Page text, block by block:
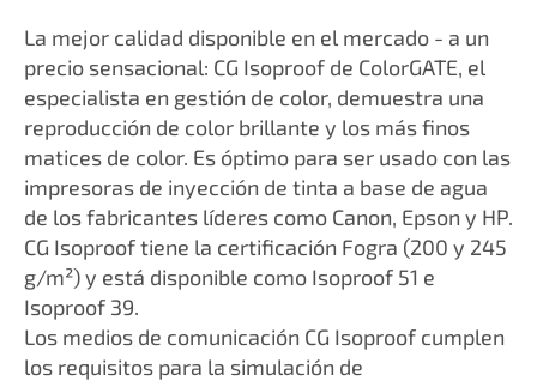
La mejor calidad disponible en el mercado - a un
precio sensacional: CG Isoproof de ColorGATE, el
especialista en gestión de color, demuestra una
reproducción de color brillante y los más finos
matices de color. Es óptimo para ser usado con las
impresoras de inyección de tinta a base de agua
de los fabricantes líderes como Canon, Epson y HP.
CG Isoproof tiene la certificación Fogra (200 y 245
g/m²) y está disponible como Isoproof 51 e
Isoproof 39.
Los medios de comunicación CG Isoproof cumplen
los requisitos para la simulación de